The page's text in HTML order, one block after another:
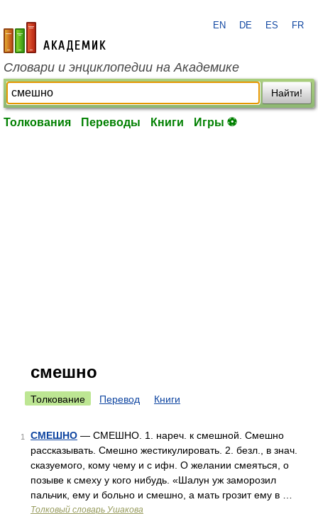
academic.ru
EN DE ES FR
Словари и энциклопедии на Академике
Найти!
Толкования Переводы Книги Игры ⚽
смешно
Толкование Перевод Книги
1 СМЕШНО — СМЕШНО. 1. нареч. к смешной. Смешно
рассказывать. Смешно жестикулировать. 2. безл., в знач.
сказуемого, кому чему и с ифн. О желании смеяться, о
позыве к смеху у кого нибудь. «Шалун уж заморозил
пальчик, ему и больно и смешно, а мать грозит ему в …
Толковый словарь Ушакова